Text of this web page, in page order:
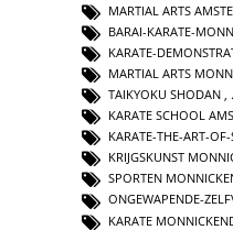
MARTIAL ARTS
BARAI-KARATE-
KARATE-
MARTIAL ARTS
TAIKYOKU SHODAN ,
KARATE SCHOOL
KARATE-THE-ART-
KRIJGSKUNST
SPORTEN
ONGEWAPENDE-
KARATE